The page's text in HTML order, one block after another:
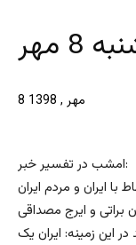
مهر
8 مهر , 1398
امشب در تفسیر خبر:
با ایران و مردم ایران
براتی و ایرج مصداقی
این زمینه: ایران یک